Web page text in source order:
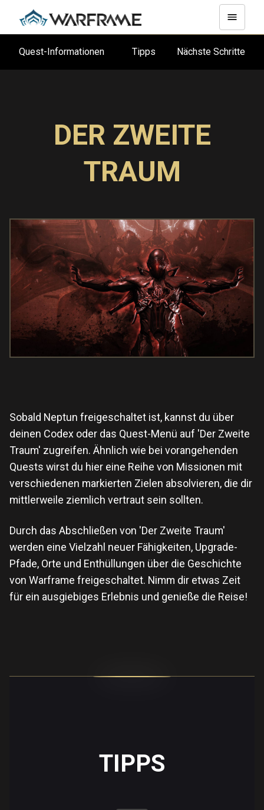
Quest-Informationen Tipps Nächste Schritte
DER ZWEITE
TRAUM
Sobald Neptun freigeschaltet ist, kannst du über
deinen Codex oder das Quest-Menü auf 'Der Zweite
Traum' zugreifen. Ähnlich wie bei vorangehenden
Quests wirst du hier eine Reihe von Missionen mit
verschiedenen markierten Zielen absolvieren, die dir
mittlerweile ziemlich vertraut sein sollten.
Durch das Abschließen von 'Der Zweite Traum'
werden eine Vielzahl neuer Fähigkeiten, Upgrade-
Pfade, Orte und Enthüllungen über die Geschichte
von Warframe freigeschaltet. Nimm dir etwas Zeit
für ein ausgiebiges Erlebnis und genieße die Reise!
TIPPS